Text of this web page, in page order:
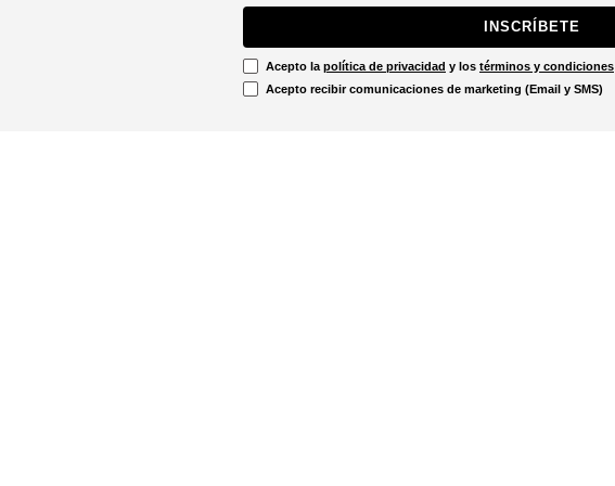
INSCRÍBETE
Acepto la política de privacidad y los términos y condiciones
Acepto recibir comunicaciones de marketing (Email y SMS)